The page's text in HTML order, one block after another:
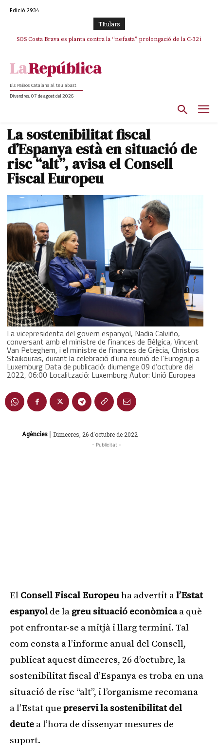
Edició 2934
TItulars
SOS Costa Brava es planta contra la “nefasta” prolongació de la C-32 i
Els Països Catalans al teu abast
Divendres, 07 de agost del 2026
La sostenibilitat fiscal
d’Espanya està en situació de
risc “alt”, avisa el Consell
Fiscal Europeu
La vicepresidenta del govern espanyol, Nadia Calviño,
conversant amb el ministre de finances de Bèlgica, Vincent
Van Peteghem, i el ministre de finances de Grècia, Christos
Staikouras, durant la celebració d'una reunió de l'Eurogrup a
Luxemburg Data de publicació: diumenge 09 d’octubre del
2022, 06:00 Localització: Luxemburg Autor: Unió Europea
Agències | Dimecres, 26 d'octubre de 2022
- Publicitat -
El Consell Fiscal Europeuha advertit al’Estat
espanyolde la greu situació econòmicaa què
pot enfrontar-se a mitjà i llarg termini. Tal
com consta a l’informe anual del Consell,
publicat aquest dimecres, 26 d’octubre, la
sostenibilitat fiscal d’Espanya es troba en una
situació de risc “alt”, i l’organisme recomana
a l’Estat que preservi la sostenibilitat del
deute a l’hora de dissenyar mesures de
suport.